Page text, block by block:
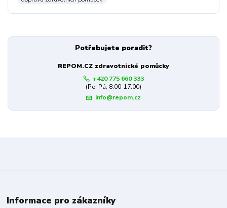
Potřebujete poradit?
REPOM.CZ zdravotnické pomůcky
+420 775 660 333
(Po-Pá, 8:00-17:00)
info@repom.cz
Informace pro zákazníky